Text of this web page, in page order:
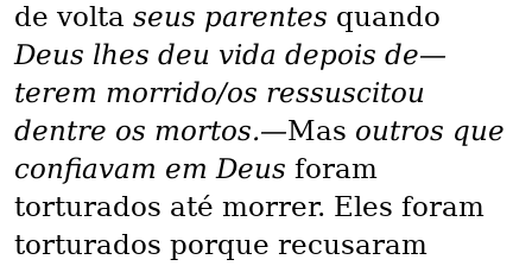
de volta seus parentes quando
Deus lhes deu vida depois de—
terem morrido/os ressuscitou
dentre os mortos.—Mas outros que
confiavam em Deus foram
torturados até morrer. Eles foram
torturados porque recusaram